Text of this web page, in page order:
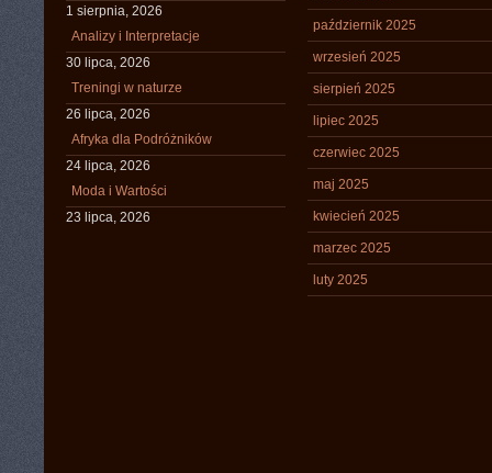
1 sierpnia, 2026
Analizy i Interpretacje
30 lipca, 2026
Treningi w naturze
26 lipca, 2026
Afryka dla Podróżników
24 lipca, 2026
Moda i Wartości
23 lipca, 2026
październik 2025
wrzesień 2025
sierpień 2025
lipiec 2025
czerwiec 2025
maj 2025
kwiecień 2025
marzec 2025
luty 2025